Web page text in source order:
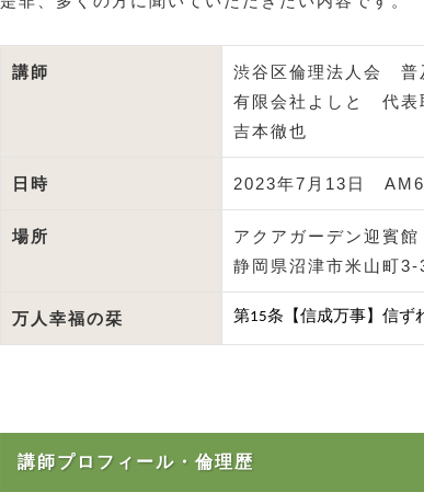
講師
渋谷区倫理法人会 普
有限会社よしと 代表
吉本徹也
日時 2023年7月13日
場所
アクアガーデン迎賓館
静岡県沼津市米山町3-
万人幸福の栞 第15条【信成万事】信ず
講師プロフィール・倫理歴